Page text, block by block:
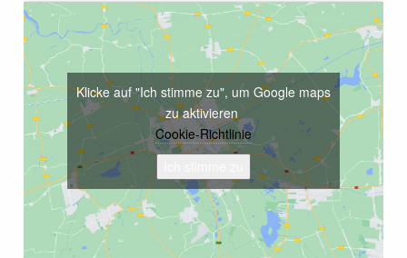
Klicke auf "Ich stimme zu", um Google maps
zu aktivieren
Cookie-Richtlinie